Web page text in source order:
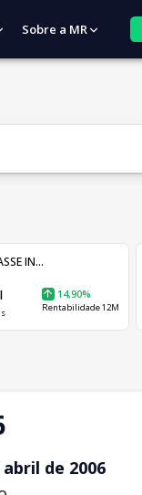
Sobre a MR
IN...
14,90%
Rentabilidade 12M
abril de 2006